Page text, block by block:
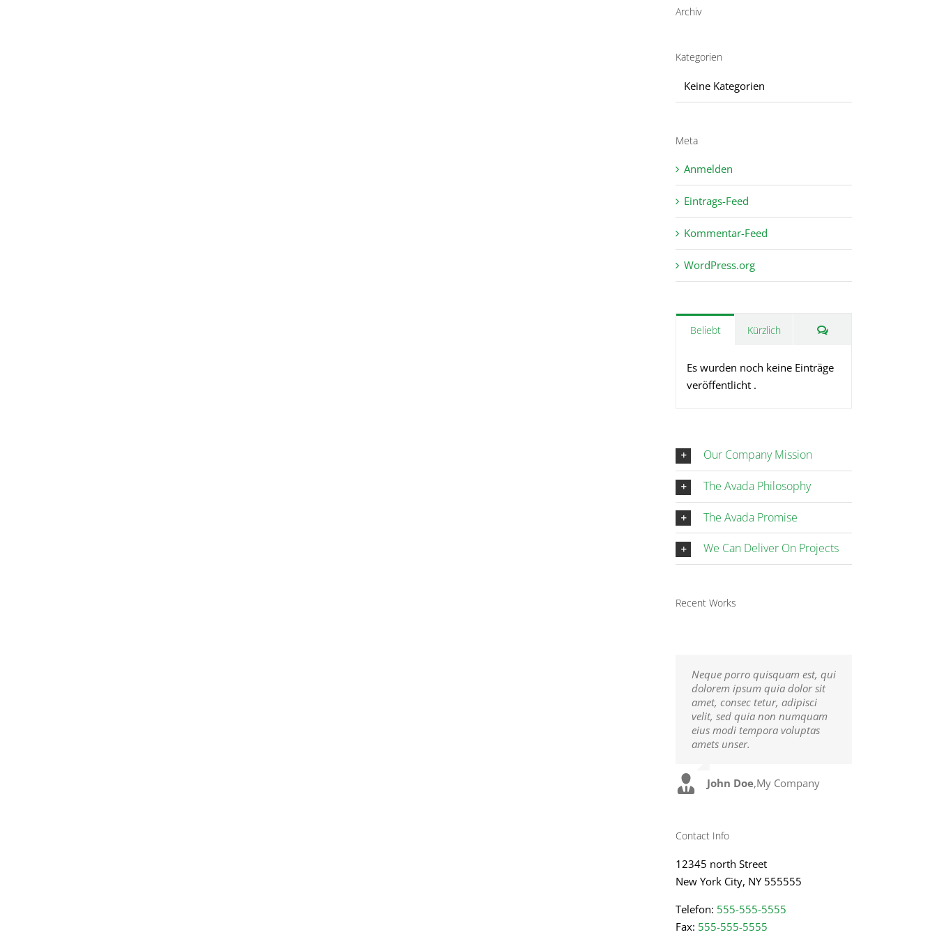
Archiv
Kategorien
Keine Kategorien
Meta
Anmelden
Eintrags-Feed
Kommentar-Feed
WordPress.org
Beliebt Kürzlich Kommentare
Es wurden noch keine Einträge
veröffentlicht .
Our Company Mission
The Avada Philosophy
The Avada Promise
We Can Deliver On Projects
Recent Works
Neque porro quisquam est, qui
dolorem ipsum quia dolor sit
amet, consec tetur, adipisci
velit, sed quia non numquam
eius modi tempora voluptas
amets unser.
John Doe,My Company
Aliquam erat volutpat. Quisque
at est id ligula facilisis laoreet
eget pulvinar nibh.
Suspendisse at ultrices dui.
Curabitur ac felis arcu sadips
ipsums fugiats nemis.
Luke Beck,Theme Fusion
Contact Info
12345 north Street
New York City, NY 555555
Telefon: 555-555-5555
Fax: 555-555-5555